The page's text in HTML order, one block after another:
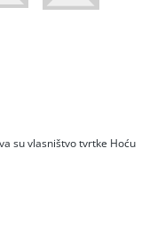
web stranica
su vlasništvo tvrtke Hoću